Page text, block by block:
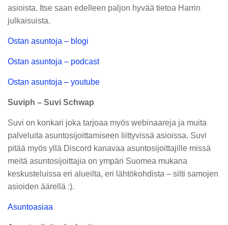
asioista. Itse saan edelleen paljon hyvää tietoa Harrin
julkaisuista.
Ostan asuntoja – blogi
Ostan asuntoja – podcast
Ostan asuntoja – youtube
Suviph – Suvi Schwap
Suvi on konkari joka tarjoaa myös webinaareja ja muita
palveluita asuntosijoittamiseen liittyvissä asioissa. Suvi
pitää myös yllä Discord kanavaa asuntosijoittajille missä
meitä asuntosijoittajia on ympäri Suomea mukana
keskusteluissa eri alueilta, eri lähtökohdista – silti samojen
asioiden äärellä :).
Asuntoasiaa